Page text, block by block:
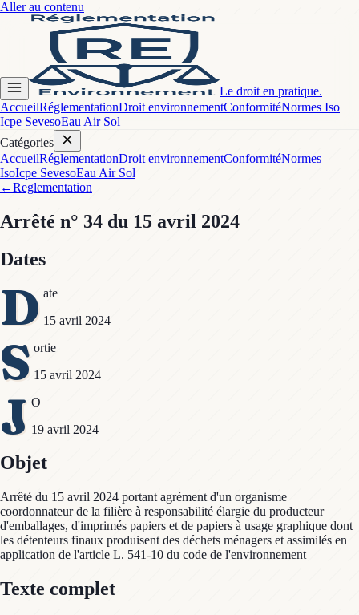
Aller au contenu
Le droit en pratique.
AccueilRéglementationDroit environnementConformitéNormes Iso
Icpe SevesoEau Air Sol
Catégories
AccueilRéglementationDroit environnementConformitéNormes
IsoIcpe SevesoEau Air Sol
←Reglementation
Arrêté n° 34 du 15 avril 2024
Dates
D ate
15 avril 2024
S ortie
15 avril 2024
J O
19 avril 2024
Objet
Arrêté du 15 avril 2024 portant agrément d'un organisme
coordonnateur de la filière à responsabilité élargie du producteur
d'emballages, d'imprimés papiers et de papiers à usage graphique dont
les détenteurs finaux produisent des déchets ménagers et assimilés en
application de l'article L. 541-10 du code de l'environnement
Texte complet